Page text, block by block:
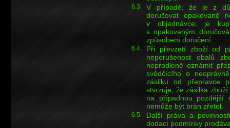
6.3.
V případě, že je z
doručovat opakovaně
v objednávce, je
s opakovaným
způsobem doručení.
6.4.
Při převzetí zboží od
neporušenost obalů
neprodleně oznámit
svědčícího o
zásilku od přepravce
stvrzuje, že zásilka
na případnou pozdější
nemůže být brán zřetel.
6.5.
Další práva a
dodací podmínky